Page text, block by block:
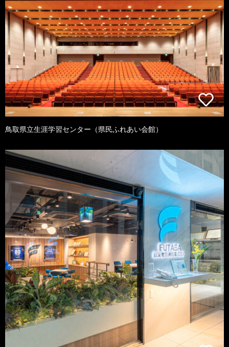
鳥取県立生涯学習センター（県民ふれあい会館）